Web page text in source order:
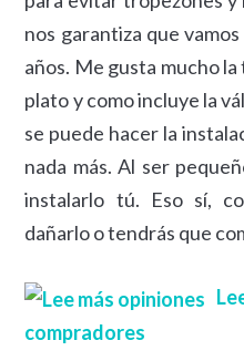
nos garantiza que
años. Me gusta mucho
plato y como incluye la
se puede hacer la
nada más. Al ser
instalarlo tú. Eso sí,
dañarlo o tendrás que
compradores